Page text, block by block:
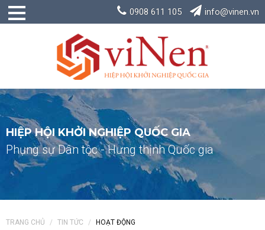
0908 611 105 info@vinen.vn
HIỆP HỘI KHỞI NGHIỆP QUỐC GIA
Phụng sự Dân tộc - Hưng thịnh Quốc gia
TRANG CHỦ TIN TỨC HOẠT ĐỘNG